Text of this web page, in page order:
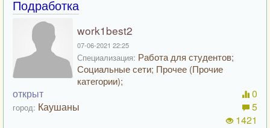
Подработка
work1best2
07-06-2021 22:25
Специализация: Работа для студентов;
Социальные сети; Прочее (Прочие
категории);
открыт
город: Каушаны
0
5
1421